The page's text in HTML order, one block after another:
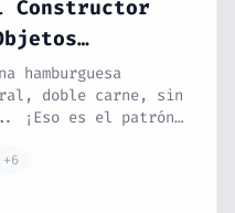
hamburguesa
doble carne, sin
¡Eso es el patrón
constructores
+6